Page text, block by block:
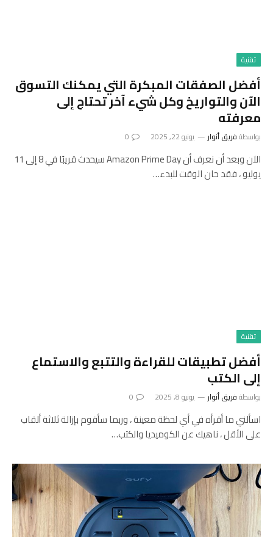
تقنية
أفضل الصفقات المبكرة التي يمكنك التسوق
الآن والتواريخ وكل شيء آخر تحتاج إلى
معرفته
بواسطةفريق أنوار يونيو 22, 2025 0
الآن وبعد أن نعرف أن Amazon Prime Day سيحدث قريبًا في 8 إلى 11
يوليو ، فقد حان الوقت للبدء…
تقنية
أفضل تطبيقات للقراءة والتتبع والاستماع
إلى الكتب
بواسطةفريق أنوار يونيو 8, 2025 0
اسألني ما أقرأه في أي لحظة معينة ، وربما سأقوم بإزالة ثلاثة ألقاب
على الأقل ، ناهيك عن الكوميديا ​​والكتب…